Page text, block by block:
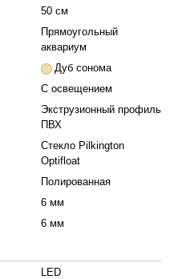
50 см
Прямоугольный
аквариум
Дуб сонома
С освещением
Экструзионный профиль
ПВХ
Стекло Pilkington
Optifloat
Полированная
6 мм
6 мм
LED